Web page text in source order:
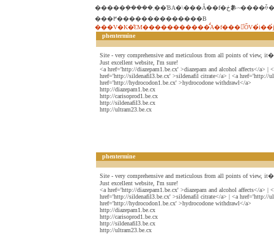
�����݂�����܂��ƁA�\���Ȃ��f�ڂ𒆎~����ꍇ������܂��B ���炩
���߂��������������B
phentermine
Site - very comprehensive and meticulous from all points of view,
Just excellent website, I'm sure!
<a href='http://diazepam1.be.cx' >diazepam and alcohol affects</a>
href='http://sildenafil3.be.cx' >sildenafil citrate</a> | <a href='http://
href='http://hydrocodon1.be.cx' >hydrocodone withdrawl</a>
http://diazepam1.be.cx
http://carisoprod1.be.cx
http://sildenafil3.be.cx
http://ultram23.be.cx
phentermine
Site - very comprehensive and meticulous from all points of view,
Just excellent website, I'm sure!
<a href='http://diazepam1.be.cx' >diazepam and alcohol affects</a>
href='http://sildenafil3.be.cx' >sildenafil citrate</a> | <a href='http://
href='http://hydrocodon1.be.cx' >hydrocodone withdrawl</a>
http://diazepam1.be.cx
http://carisoprod1.be.cx
http://sildenafil3.be.cx
http://ultram23.be.cx